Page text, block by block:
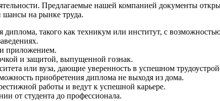
Предлагаемые нашей компанией документы
шансы на рынке труда.
такого как техникум или институт, с
и приложением.
и защитой, выпущенной гознак.
или вуза, дающие уверенность в успешном
приобретения диплома не выходя из дома.
работы и ведут к успешной карьере.
от студента до профессионала.